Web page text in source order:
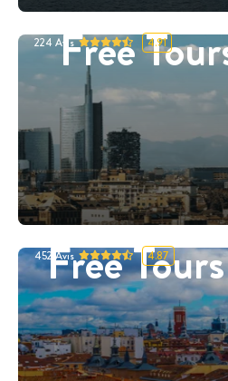
Free
224 Avis 4.91
Free
452 Avis 4.87